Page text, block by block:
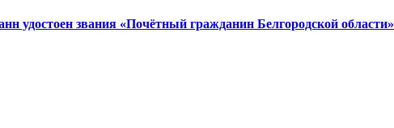
удостоен звания «Почётный гражданин Белгородской области»